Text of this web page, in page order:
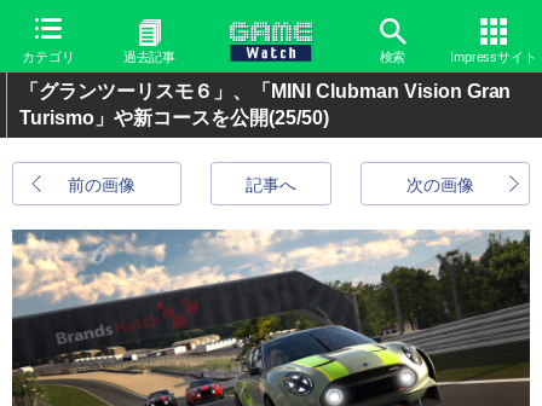
カテゴリ 過去記事 検索 Impressサイト
「グランツーリスモ６」、「MINI Clubman Vision Gran
Turismo」や新コースを公開(25/50)
前の画像 次の画像
記事へ